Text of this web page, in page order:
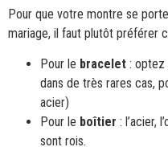
Pour que votre montre se
mariage, il faut plutôt préférer
Pour le bracelet : optez
dans de très rares cas,
acier)
Pour le boîtier : l’acier,
sont rois.